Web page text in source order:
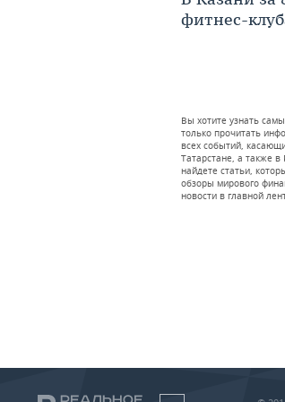
фитнес-
Вы хотите узнать
только прочитать
всех событий,
Татарстане, а также в
найдете статьи,
обзоры мирового
новости в главной